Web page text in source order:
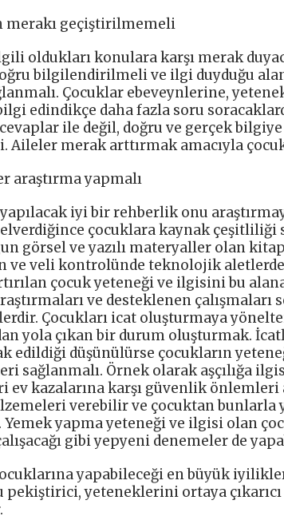
merakı geçiştirilmemeli
oldukları konulara karşı merak
bilgilendirilmeli ve ilgi duyduğu
Çocuklar ebeveynlerine,
edindikçe daha fazla soru
ile değil, doğru ve gerçek
Aileler merak arttırmak amacıyla
araştırma yapmalı
iyi bir rehberlik onu
çocuklara kaynak çeşitliliği
görsel ve yazılı materyaller olan
ve veli kontrolünde teknolojik
çocuk yeteneği ve ilgisini bu
ve desteklenen çalışmaları
Çocukları icat oluşturmaya
yola çıkan bir durum oluşturmak.
edildiği düşünülürse çocukların
sağlanmalı. Örnek olarak aşçılığa
ev kazalarına karşı güvenlik
verebilir ve çocuktan bunlarla
yapma yeteneği ve ilgisi olan
gibi yepyeni denemeler de
yapabileceği en büyük
pekiştirici, yeteneklerini ortaya